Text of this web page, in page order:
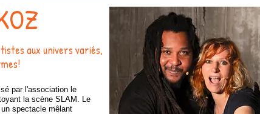
aux univers variés,
par l'association le
la scène SLAM. Le
spectacle mêlant